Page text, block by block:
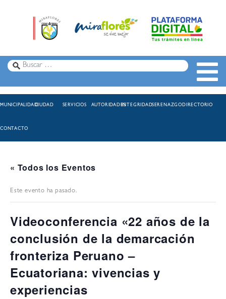
MUNICIPALIDADCIUDAD SERVICIOS AUTORIDADESINTEGRIDADSERENAZGODIRECTORIO
CONTACTO
« Todos los Eventos
Este evento ha pasado.
Videoconferencia «22 años de la
conclusión de la demarcación
fronteriza Peruano –
Ecuatoriana: vivencias y
experiencias